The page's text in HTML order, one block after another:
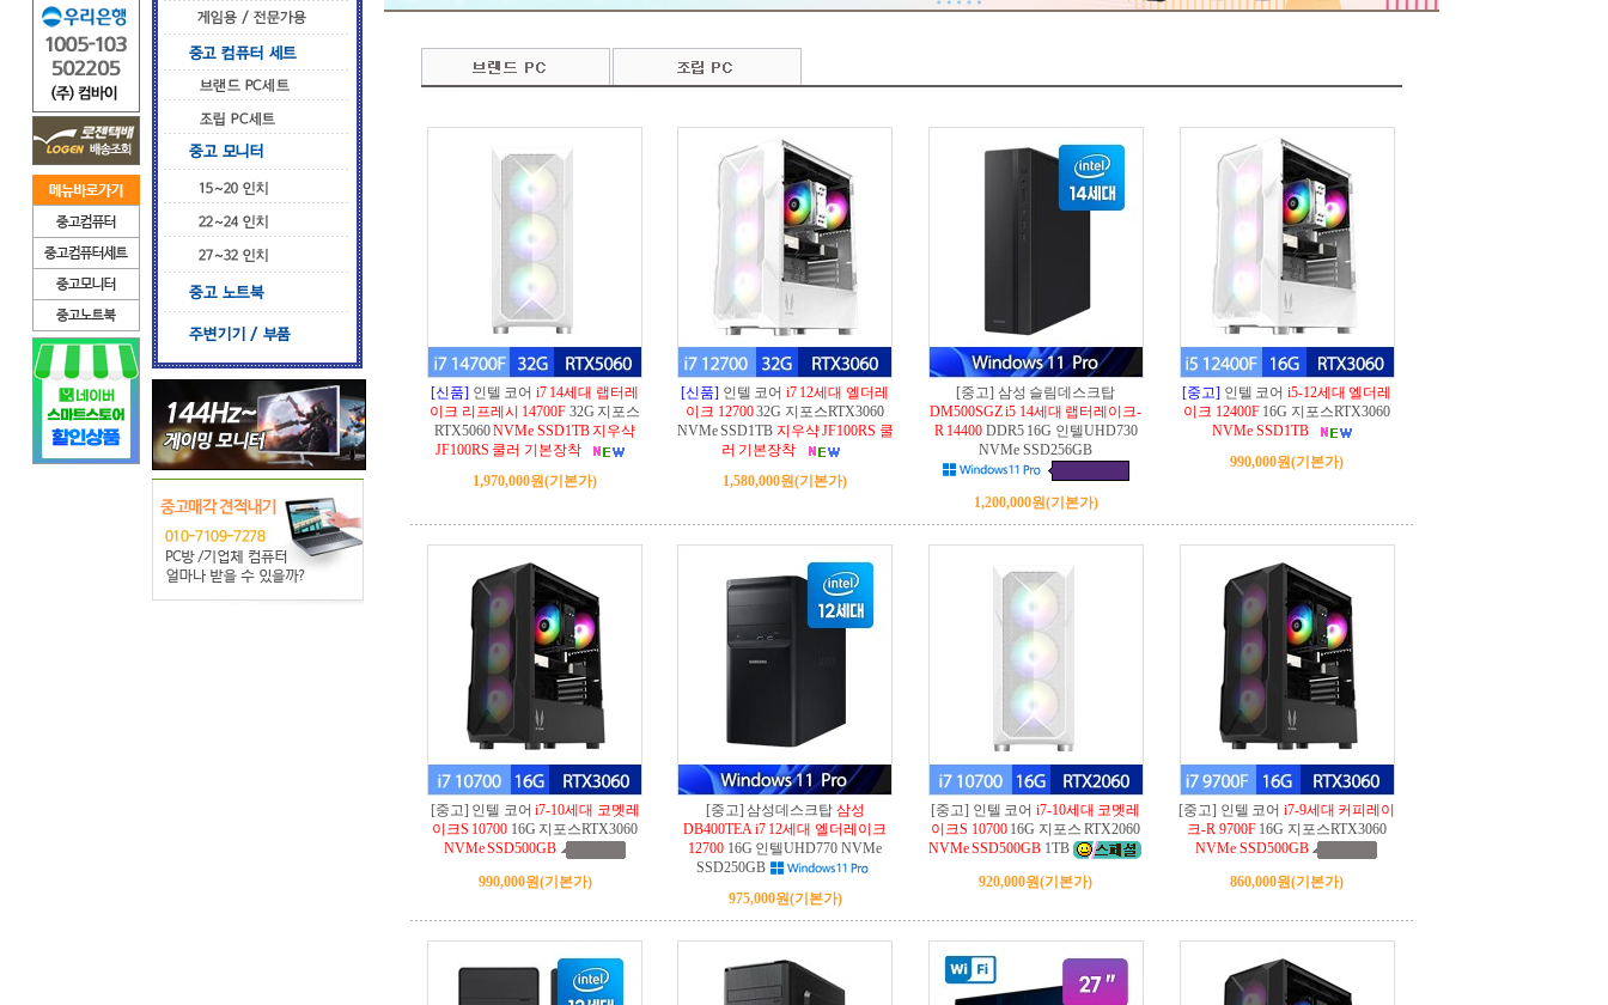
[신품] 인텔 코어 i7 14세대 랩터레
이크 리프레시 14700F 32G 지포스
RTX5060NVMe SSD1TB 지우샥
JF100RS 쿨러 기본장착
1,970,000원(기본가)
[신품] 인텔 코어 i7 12세대 엘더레
이크 1270032G 지포스RTX3060
NVMe SSD1TB 지우샥 JF100RS 쿨
러 기본장착
1,580,000원(기본가)
[중고] 삼성 슬림데스크탑
DM500SGZ i5 14세대 랩터레이크-
R 14400 DDR5 16G 인텔UHD730
NVMe SSD256GB
1,200,000원(기본가)
[중고] 인텔 코어 i5-12세대 엘더레
이크 12400F16G 지포스RTX3060
NVMe SSD1TB
990,000원(기본가)
[중고] 인텔 코어 i7-10세대 코멧레
이크S 10700 16G 지포스RTX3060
NVMe SSD500GB
990,000원(기본가)
[중고] 삼성데스크탑 삼성
DB400TEA i7 12세대 엘더레이크
12700 16G 인텔UHD770 NVMe
SSD250GB
975,000원(기본가)
[중고] 인텔 코어 i7-10세대 코멧레
이크S 1070016G 지포스 RTX2060
NVMe SSD500GB 1TB
920,000원(기본가)
[중고] 인텔 코어 i7-9세대 커피레이
크-R 9700F16G 지포스RTX3060
NVMe SSD500GB
860,000원(기본가)